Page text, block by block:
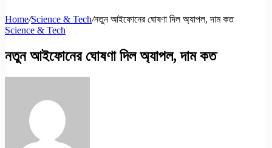
Home/Science & Tech/নতুন আইফোনের ঘোষণা দিল অ্যাপল, দাম কত
Science & Tech
নতুন আইফোনের ঘোষণা দিল অ্যাপল, দাম কত